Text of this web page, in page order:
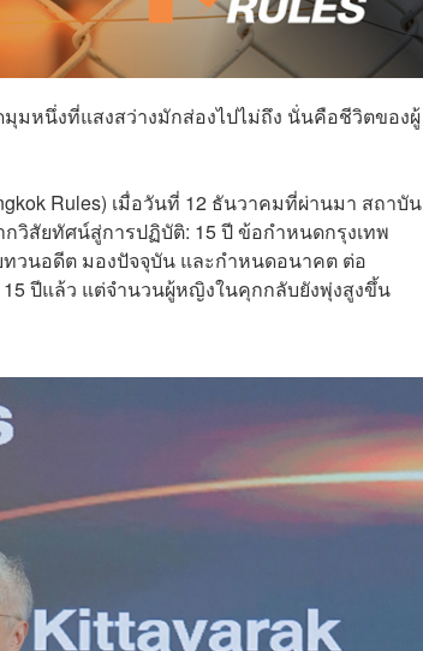
มหนึ่งที่แสงสว่างมักส่องไปไม่ถึง นั่นคือชีวิตของผู้
Rules) เมื่อวันที่ 12 ธันวาคมที่ผ่านมา สถาบัน
กวิสัยทัศน์สู่การปฏิบัติ: 15 ปี ข้อกำหนดกรุงเทพ
วนอดีต มองปัจจุบัน และกำหนดอนาคต ต่อ
ปีแล้ว แต่จำนวนผู้หญิงในคุกกลับยังพุ่งสูงขึ้น